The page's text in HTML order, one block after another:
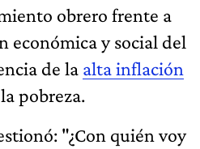
obrero frente a
económica y social del
de la alta inflación
pobreza.
"¿Con quién voy